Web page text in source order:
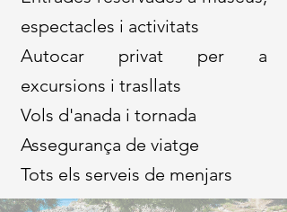
espectacles i activitats
Autocar privat per a
excursions i trasllats
Vols d'anada i tornada
Assegurança de viatge
Tots els serveis de menjars